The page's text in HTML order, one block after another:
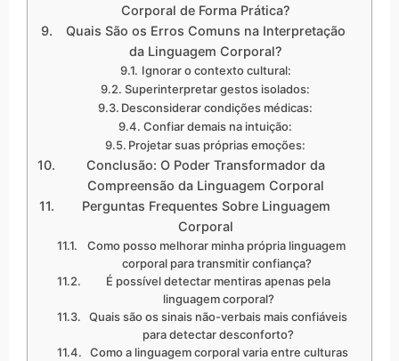
Corporal de Forma Prática?
Quais São os Erros Comuns na Interpretação
da Linguagem Corporal?
Ignorar o contexto cultural:
Superinterpretar gestos isolados:
Desconsiderar condições médicas:
Confiar demais na intuição:
Projetar suas próprias emoções:
Conclusão: O Poder Transformador da
Compreensão da Linguagem Corporal
Perguntas Frequentes Sobre Linguagem
Corporal
Como posso melhorar minha própria linguagem
corporal para transmitir confiança?
É possível detectar mentiras apenas pela
linguagem corporal?
Quais são os sinais não-verbais mais confiáveis
para detectar desconforto?
Como a linguagem corporal varia entre culturas